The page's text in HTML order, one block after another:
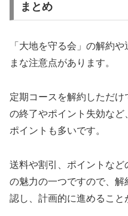
まとめ
「大地を守る会」の解約
まな注意点があります。
定期コースを解約しただ
の終了やポイント失効な
ポイントも多いです。
送料や割引、ポイントなど
の魅力の一つですので、
認し、計画的に進めること